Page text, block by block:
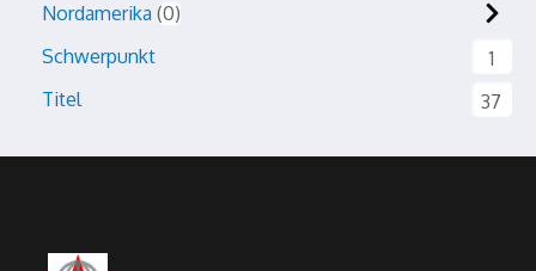
Nordamerika 0
Schwerpunkt
1
Titel
37